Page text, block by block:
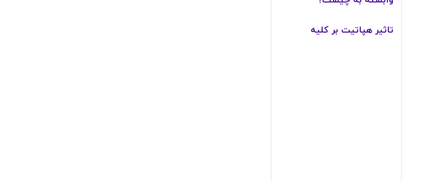
تاثیر هپاتیت بر کلیه